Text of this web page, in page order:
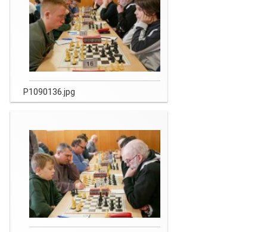
P1090136.jpg